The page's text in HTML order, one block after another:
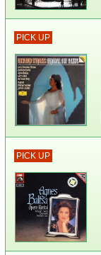
PICK UP
PICK UP